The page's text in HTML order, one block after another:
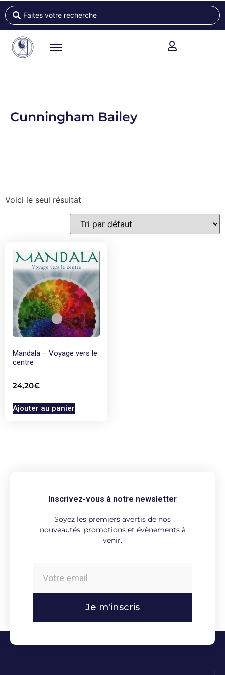
Cunningham Bailey
Voici le seul résultat
Mandala – Voyage vers le
centre
24,20€
Ajouter au panier
Inscrivez-vous à notre newsletter
Soyez les premiers avertis de nos
nouveautés, promotions et évènements à
venir.
Je m'inscris